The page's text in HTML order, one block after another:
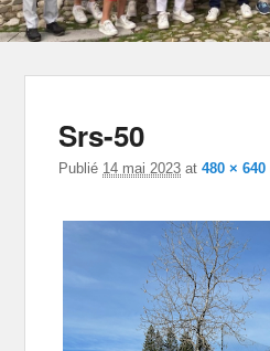
Srs-50
Publié 14 mai 2023 at480 × 640